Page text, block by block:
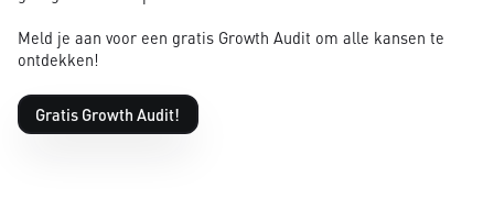
Meld je aan voor een gratis Growth Audit om alle kansen te
ontdekken!
Gratis Growth Audit!